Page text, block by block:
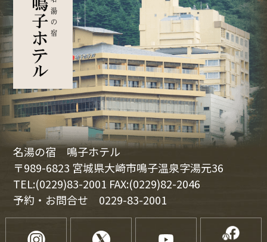
名湯の宿 鳴子ホテル
〒989-6823 宮城県大崎市鳴子温泉字湯元36
TEL:(0229)83-2001 FAX:(0229)82-2046
予約・お問合せ 0229-83-2001